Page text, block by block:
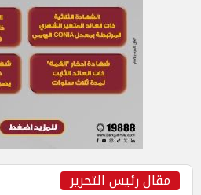
مقال رئيس التحرير